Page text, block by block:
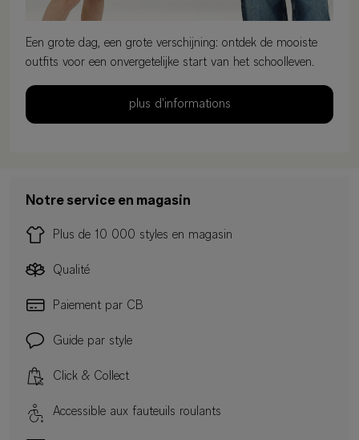
Een grote dag, een grote verschijning: ontdek de mooiste
outfits voor een onvergetelijke start van het schoolleven.
plus d'informations
Notre service en magasin
Plus de 10 000 styles en magasin
Qualité
Paiement par CB
Guide par style
Click & Collect
Accessible aux fauteuils roulants